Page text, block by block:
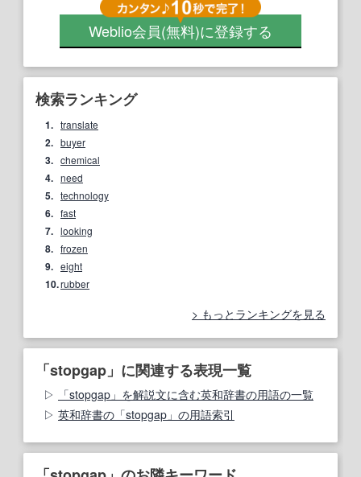
Weblio会員(無料)に登録する
検索ランキング
1. translate
2. buyer
3. chemical
4. need
5. technology
6. fast
7. looking
8. frozen
9. eight
10.rubber
もっとランキングを見る
「stopgap」に関連する表現一覧
「stopgap」を解説文に含む英和辞書の用語の一覧
英和辞書の「stopgap」の用語索引